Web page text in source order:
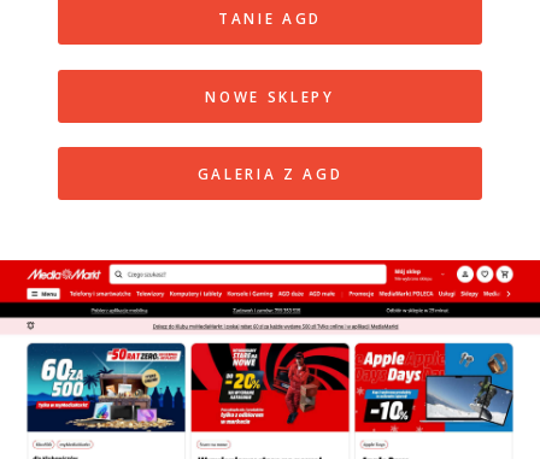
TANIE AGD
NOWE SKLEPY
GALERIA Z AGD